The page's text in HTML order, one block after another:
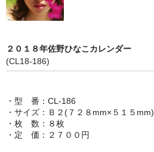
お問い合わせ
２０１８年佐野ひなこカレンダー
(CL18-186)
・型 番：CL-186
・サイズ：Ｂ２(７２８mm×５１５mm)
・枚 数：８枚
・定 価：２７００円